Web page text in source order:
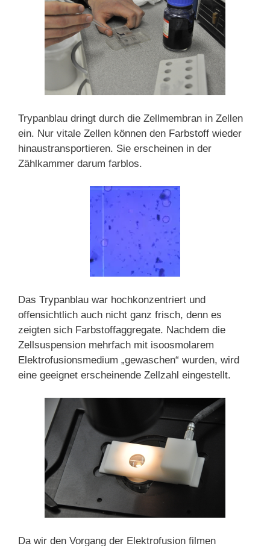
Trypanblau dringt durch die Zellmembran in Zellen
ein. Nur vitale Zellen können den Farbstoff wieder
hinaustransportieren. Sie erscheinen in der
Zählkammer darum farblos.
Das Trypanblau war hochkonzentriert und
offensichtlich auch nicht ganz frisch, denn es
zeigten sich Farbstoffaggregate. Nachdem die
Zellsuspension mehrfach mit isoosmolarem
Elektrofusionsmedium „gewaschen“ wurden, wird
eine geeignet erscheinende Zellzahl eingestellt.
Da wir den Vorgang der Elektrofusion filmen